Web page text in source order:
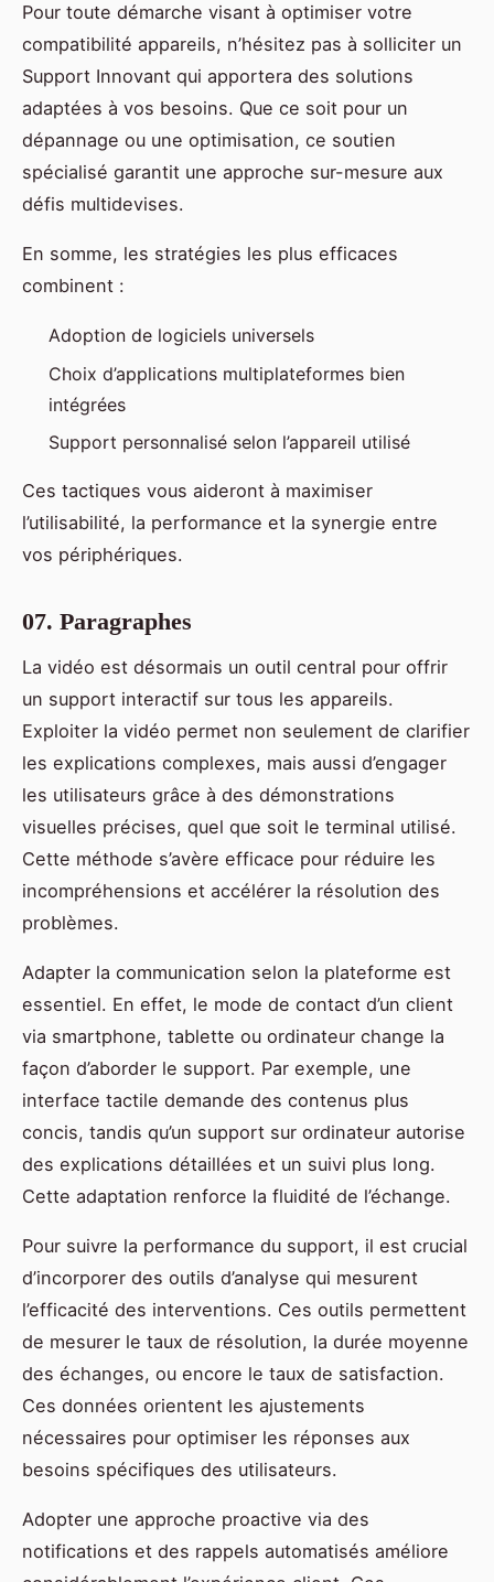
Pour toute démarche visant à optimiser votre
compatibilité appareils, n’hésitez pas à solliciter un
Support Innovant qui apportera des solutions
adaptées à vos besoins. Que ce soit pour un
dépannage ou une optimisation, ce soutien
spécialisé garantit une approche sur-mesure aux
défis multidevises.
En somme, les stratégies les plus efficaces
combinent :
Adoption de logiciels universels
Choix d’applications multiplateformes bien
intégrées
Support personnalisé selon l’appareil utilisé
Ces tactiques vous aideront à maximiser
l’utilisabilité, la performance et la synergie entre
vos périphériques.
07. Paragraphes
La vidéo est désormais un outil central pour offrir
un support interactif sur tous les appareils.
Exploiter la vidéo permet non seulement de clarifier
les explications complexes, mais aussi d’engager
les utilisateurs grâce à des démonstrations
visuelles précises, quel que soit le terminal utilisé.
Cette méthode s’avère efficace pour réduire les
incompréhensions et accélérer la résolution des
problèmes.
Adapter la communication selon la plateforme est
essentiel. En effet, le mode de contact d’un client
via smartphone, tablette ou ordinateur change la
façon d’aborder le support. Par exemple, une
interface tactile demande des contenus plus
concis, tandis qu’un support sur ordinateur autorise
des explications détaillées et un suivi plus long.
Cette adaptation renforce la fluidité de l’échange.
Pour suivre la performance du support, il est crucial
d’incorporer des outils d’analyse qui mesurent
l’efficacité des interventions. Ces outils permettent
de mesurer le taux de résolution, la durée moyenne
des échanges, ou encore le taux de satisfaction.
Ces données orientent les ajustements
nécessaires pour optimiser les réponses aux
besoins spécifiques des utilisateurs.
Adopter une approche proactive via des
notifications et des rappels automatisés améliore